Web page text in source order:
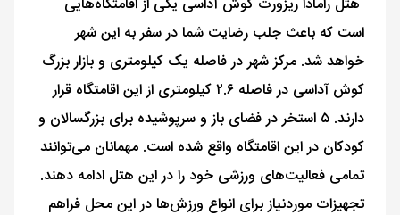
هتل رامادا ریزورت کوش آداسی یکی از اقامتگاه‌هایی
است که باعث جلب رضایت شما در سفر به این شهر
خواهد شد. مرکز شهر در فاصله یک کیلومتری و بازار بزرگ
کوش آداسی در فاصله ۲.۶ کیلومتری از این اقامتگاه قرار
دارند. ۵ استخر در فضای باز و سرپوشیده برای بزرگسالان و
کودکان در این اقامتگاه واقع شده است. مهمانان می‌توانند
تمامی فعالیت‌های ورزشی خود را در این هتل ادامه دهند.
تجهیزات موردنیاز برای انواع ورزش‌ها در این محل فراهم